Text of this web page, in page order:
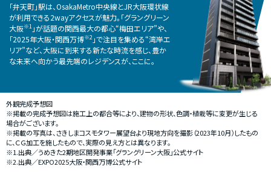
「弁天町」駅は、OsakaMetro中央線とJR大阪環状線
が利用できる2wayアクセスが魅力。「グラングリーン
大阪※1 」が話題の関西最大の都心“梅田エリア”や、
「2025年大阪・関西万博※2 」で注目を集める“湾岸エ
リア”など、大阪に到来する新たな時流を感じ、豊か
な未来へ向かう最先端のレジデンスが、ここに。
外観完成予想図
※掲載の完成予想図は施工上の都合等により、建物の形状、色調・植栽等に変更が生じる
場合がございます。
※掲載の写真は、さきしまコスモタワー展望台より現地方向を撮影（2023年10月）したもの
に、ＣＧ加工を施したもので、実際の見え方とは異なります。
※1.出典／うめきた2期地区開発事業「グラングリーン大阪」公式サイト
※2.出典／EXPO2025大阪・関西万博公式サイト